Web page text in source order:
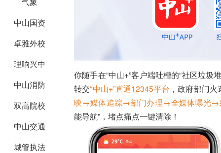
中山国资
卓雅外校
理响兴中
中山消防
双高院校
中山交通
城管执法
你随手在“中山+”客户端吐槽的“社区垃
转交“中山+”直通12345平台 ，政府部门
映→媒体追踪→部门办理→全媒体曝光→
能导航”，堵点痛点一键清除！